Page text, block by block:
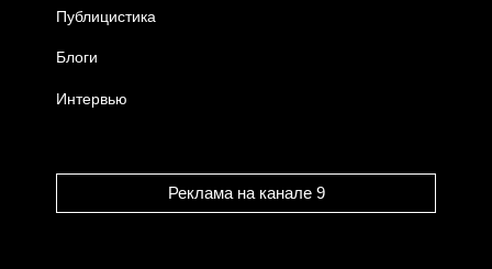
Публицистика
Блоги
Интервью
Реклама на канале 9